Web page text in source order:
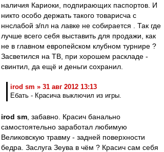
наличия Кариоки, подпирающих паспортов. И
никто особо держать такого товарисча с
ннслабой з/пл на лавке не собирается . Так где
лучше всего себя выставить для продажи, как
не в главном европейском клубном турнире ?
Засветился на ТВ, при хорошем раскладе -
свинтил, да ещё и деньги сохранил.
irod sm » 31 авг 2012 13:13
Ебать - Красича выключил из игры.
irod sm , забавно. Красич банально
самостоятельно заработал любимую
Великовскую травму - задней поверхности
бедра. Заслуга Зеува в чём ? Красич сам себя